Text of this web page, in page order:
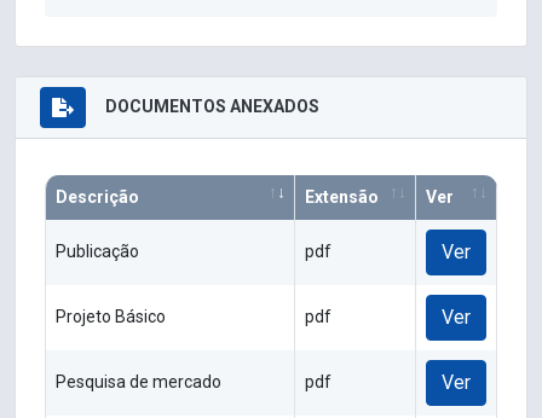
DOCUMENTOS ANEXADOS
Descrição Extensão Ver
Publicação pdf Ver
Projeto Básico pdf Ver
Pesquisa de mercado pdf Ver